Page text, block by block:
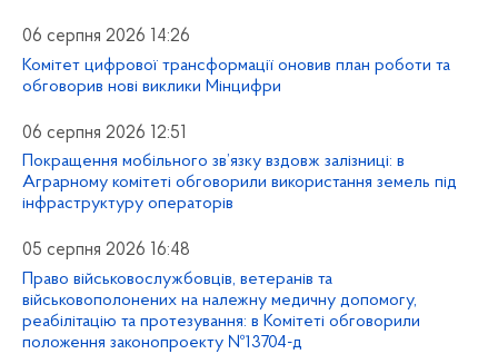
06 серпня 2026 14:26
Комітет цифрової трансформації оновив план роботи та
обговорив нові виклики Мінцифри
06 серпня 2026 12:51
Покращення мобільного зв’язку вздовж залізниці: в
Аграрному комітеті обговорили використання земель під
інфраструктуру операторів
05 серпня 2026 16:48
Право військовослужбовців, ветеранів та
військовополонених на належну медичну допомогу,
реабілітацію та протезування: в Комітеті обговорили
положення законопроекту №13704-д